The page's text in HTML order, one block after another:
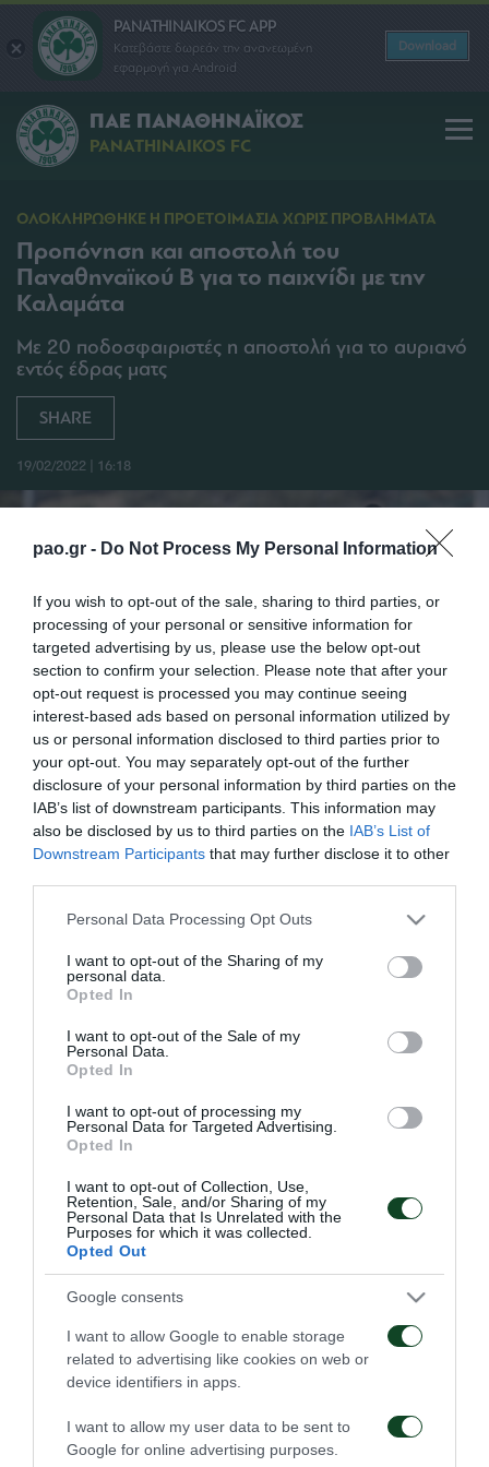
pao.gr - Do Not Process My Personal Information
If you wish to opt-out of the sale, sharing to third parties, or
processing of your personal or sensitive information for
targeted advertising by us, please use the below opt-out
section to confirm your selection. Please note that after your
opt-out request is processed you may continue seeing
interest-based ads based on personal information utilized by
us or personal information disclosed to third parties prior to
your opt-out. You may separately opt-out of the further
disclosure of your personal information by third parties on the
IAB’s list of downstream participants. This information may
also be disclosed by us to third parties on the IAB’s List of
Downstream Participants that may further disclose it to other
Please note that this website/app uses one or more Google
not limited to your visit or usage behaviour. You may click to
grant or deny consent to Google and its third-party tags to
use your data for below specified purposes in below Google
consent section.
Personal Data Processing Opt Outs
I want to opt-out of the Sharing of my
personal data.
Opted In
I want to opt-out of the Sale of my
Personal Data.
Opted In
I want to opt-out of processing my
Personal Data for Targeted Advertising.
Opted In
I want to opt-out of Collection, Use,
Retention, Sale, and/or Sharing of my
Personal Data that Is Unrelated with the
Purposes for which it was collected.
Opted Out
Google consents
I want to allow Google to enable storage
related to advertising like cookies on web or
device identifiers in apps.
I want to allow my user data to be sent to
Google for online advertising purposes.
PANATHINAIKOS FC APP
Κατεβάστε δωρεάν την ανανεωμένη
εφαρμογή για Android
Download
ΠΑΕ ΠΑΝΑΘΗΝΑΪΚΟΣ
PANATHINAIKOS FC
ΟΛΟΚΛΗΡΩΘΗΚΕ Η ΠΡΟΕΤΟΙΜΑΣΙΑ ΧΩΡΙΣ ΠΡΟΒΛΗΜΑΤΑ
Προπόνηση και αποστολή του
Παναθηναϊκού Β για το παιχνίδι με την
Καλαμάτα
Με 20 ποδοσφαιριστές η αποστολή για το αυριανό
εντός έδρας ματς
SHARE
19/02/2022 | 16:18
Με προπόνηση στο Κορωπί ολοκληρώθηκε σήμερα
το μεσημέρι η προετοιμασία του Παναθηναϊκού Β
για τον αγώνα με την Καλαμάτα (19/02, 14:30) στο
δημοτικό στάδιο Ασπροπύργου, στο πλαίσιο της
αγωνιστικής της Betsson Super League 2.
Το πρόγραμμα των Πράσινων είχε προθέρμανση,
rondo, στημένες φάσεις και τελειώματα.
Ο Πάνκα συνέχισε το πρόγραμμα αποκατάστασής
Μετά το τέλος της προπόνησης, ο Χαβιέρ Βάθκεθ
ανακοίνωσε τους ποδοσφαιριστές που
συμπεριλήφθηκαν στην αποστολή για το αυριανό
Αυτοί είναι οι: Aθανασακόπουλος, Αλμπάνης,
Αντωνίου, Δημητρίου, Ηλιάδης, Θεοχάρης,
Καραμπάς, Καρβούνης, Κούτσιας, Κρυπαράκος,
Μαραθωνίτης, Μαργκόνο, Μαρτίνης, Ματσαδές,